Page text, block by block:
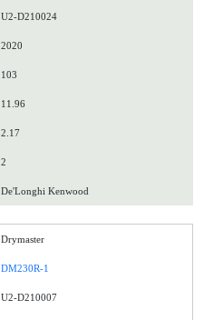
U2-D210024
2020
103
11.96
2.17
2
De'Longhi Kenwood
Drymaster
DM230R-1
U2-D210007